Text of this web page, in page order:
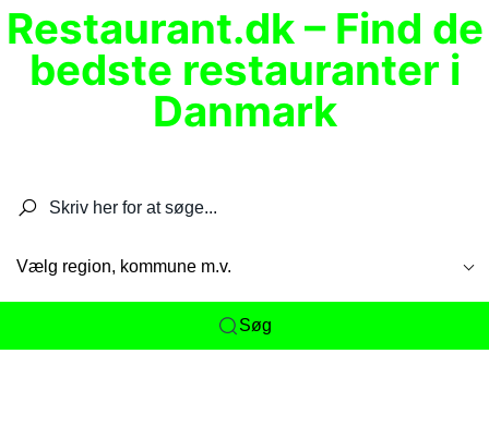
Restaurant.dk – Find de
bedste restauranter i
Danmark
Vælg region, kommune m.v.
Søg